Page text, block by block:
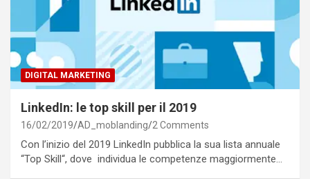
DIGITAL MARKETING
LinkedIn: le top skill per il 2019
16/02/2019 AD_moblanding 2 Comments
Con l’inizio del 2019 LinkedIn pubblica la sua lista annuale
“Top Skill“, dove individua le competenze maggiormente…